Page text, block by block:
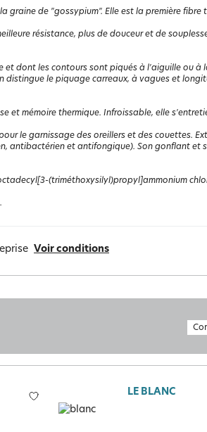
de "gossypium". Elle est la première fibre
résistance, plus de douceur et de
dont les contours sont piqués à l'aiguille ou à
le piquage carreaux, à vagues et
et mémoire thermique. Infroissable, elle
le garnissage des oreillers et des couettes.
antibactérien et antifongique). Son gonflant et
(triméthoxysilyl)propyl]ammonium
Voir conditions
LE BLANC